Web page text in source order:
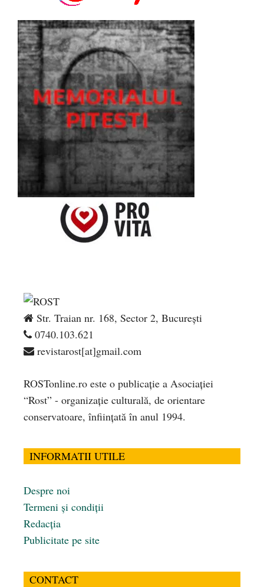
Str. Traian nr. 168, Sector 2, București
0740.103.621
revistarost[at]gmail.com
ROSTonline.ro este o publicaţie a Asociaţiei
“Rost” - organizaţie culturală, de orientare
conservatoare, înfiinţată în anul 1994.
INFORMATII UTILE
Despre noi
Termeni și condiții
Redacția
Publicitate pe site
CONTACT